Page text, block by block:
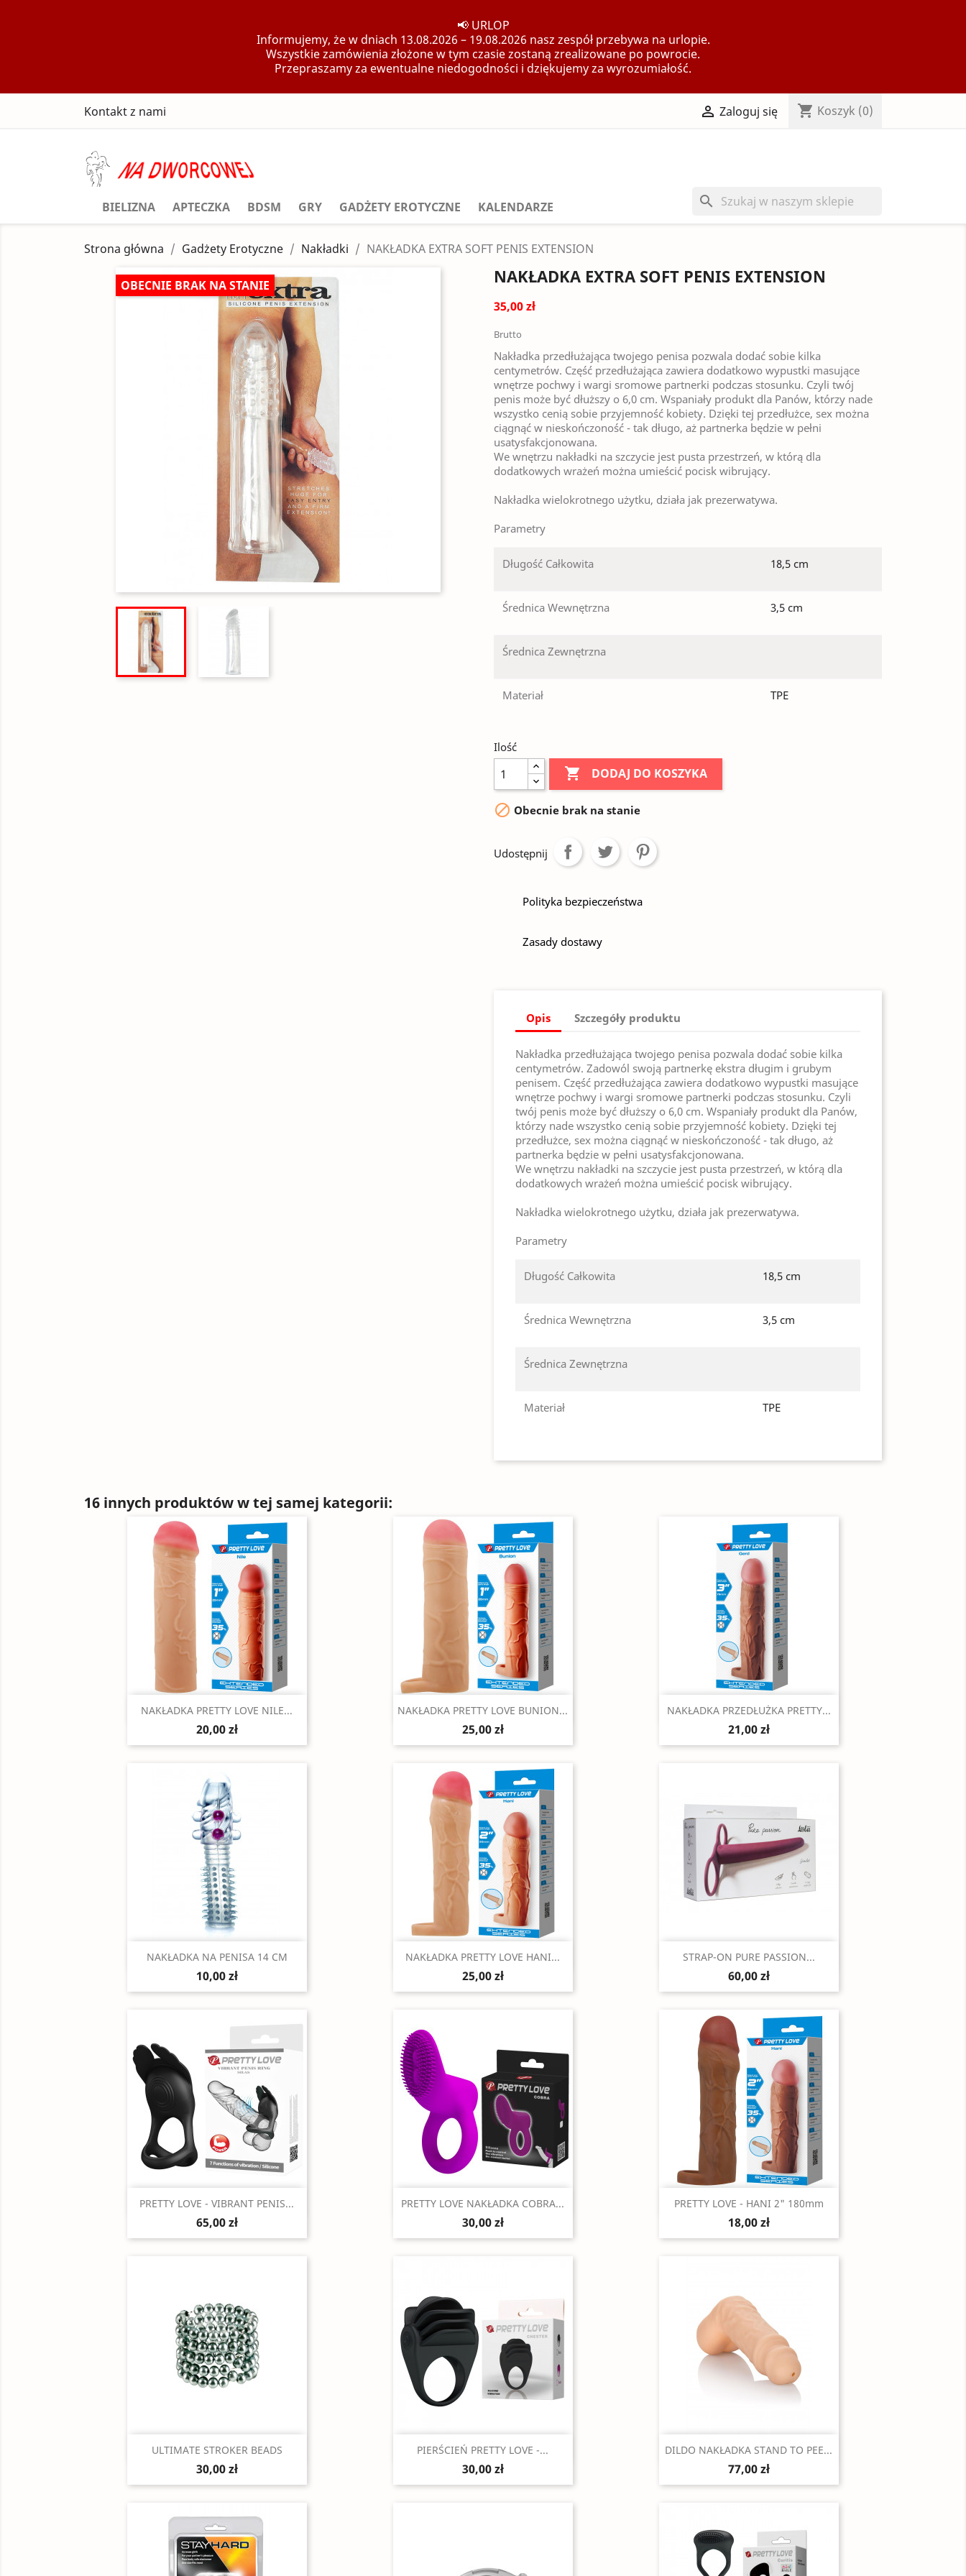
📢 URLOP
Informujemy, że w dniach 13.08.2026 – 19.08.2026 nasz zespół przebywa na urlopie.
Wszystkie zamówienia złożone w tym czasie zostaną zrealizowane po powrocie.
Przepraszamy za ewentualne niedogodności i dziękujemy za wyrozumiałość.
Kontakt z nami  Zaloguj się shopping_cart Koszyk (0)
BIELIZNA APTECZKA BDSM GRY GADŻETY EROTYCZNE KALENDARZE search
Strona główna Gadżety Erotyczne Nakładki NAKŁADKA EXTRA SOFT PENIS EXTENSION
OBECNIE BRAK NA STANIE NAKŁADKA EXTRA SOFT PENIS EXTENSION
35,00 zł
Brutto
Nakładka przedłużająca twojego penisa pozwala dodać sobie kilka
centymetrów. Część przedłużająca zawiera dodatkowo wypustki masujące
wnętrze pochwy i wargi sromowe partnerki podczas stosunku. Czyli twój
penis może być dłuższy o 6,0 cm. Wspaniały produkt dla Panów, którzy nade
wszystko cenią sobie przyjemność kobiety. Dzięki tej przedłużce, sex można
ciągnąć w nieskończoność - tak długo, aż partnerka będzie w pełni
usatysfakcjonowana.
We wnętrzu nakładki na szczycie jest pusta przestrzeń, w którą dla
dodatkowych wrażeń można umieścić pocisk wibrujący.
Nakładka wielokrotnego użytku, działa jak prezerwatywa.
Parametry
Długość Całkowita 18,5 cm
Średnica Wewnętrzna 3,5 cm
Średnica Zewnętrzna
Materiał TPE
Ilość
 DODAJ DO KOSZYKA
 Obecnie brak na stanie
Udostępnij
Polityka bezpieczeństwa
Zasady dostawy
Opis Szczegóły produktu
Nakładka przedłużająca twojego penisa pozwala dodać sobie kilka
centymetrów. Zadowól swoją partnerkę ekstra długim i grubym
penisem. Część przedłużająca zawiera dodatkowo wypustki masujące
wnętrze pochwy i wargi sromowe partnerki podczas stosunku. Czyli
twój penis może być dłuższy o 6,0 cm. Wspaniały produkt dla Panów,
którzy nade wszystko cenią sobie przyjemność kobiety. Dzięki tej
przedłużce, sex można ciągnąć w nieskończoność - tak długo, aż
partnerka będzie w pełni usatysfakcjonowana.
We wnętrzu nakładki na szczycie jest pusta przestrzeń, w którą dla
dodatkowych wrażeń można umieścić pocisk wibrujący.
Nakładka wielokrotnego użytku, działa jak prezerwatywa.
Parametry
Długość Całkowita 18,5 cm
Średnica Wewnętrzna 3,5 cm
Średnica Zewnętrzna
Materiał TPE
16 innych produktów w tej samej kategorii:
Szybki podgląd
NAKŁADKA PRETTY LOVE NILE...
20,00 zł
Szybki podgląd
NAKŁADKA PRETTY LOVE BUNION...
25,00 zł
Szybki podgląd
NAKŁADKA PRZEDŁUŻKA PRETTY...
21,00 zł
Szybki podgląd
NAKŁADKA NA PENISA 14 CM
10,00 zł
Szybki podgląd
NAKŁADKA PRETTY LOVE HANI...
25,00 zł
Szybki podgląd
STRAP-ON PURE PASSION...
60,00 zł
Szybki podgląd
PRETTY LOVE - VIBRANT PENIS...
65,00 zł
Szybki podgląd
PRETTY LOVE NAKŁADKA COBRA...
30,00 zł
 Szybki podgląd
PRETTY LOVE - HANI 2" 180mm
18,00 zł
Szybki podgląd
ULTIMATE STROKER BEADS
30,00 zł
Szybki podgląd
PIERŚCIEŃ PRETTY LOVE -...
30,00 zł
Szybki podgląd
DILDO NAKŁADKA STAND TO PEE...
77,00 zł